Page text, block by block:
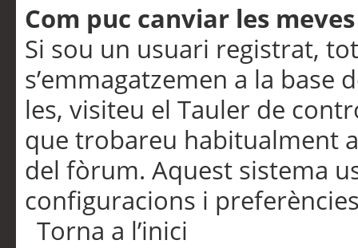
Com puc canviar les
Si sou un usuari registrat,
s’emmagatzemen a la
les, visiteu el Tauler de
que trobareu habitualment
del fòrum. Aquest sistema
configuracions i
Torna a l’inici